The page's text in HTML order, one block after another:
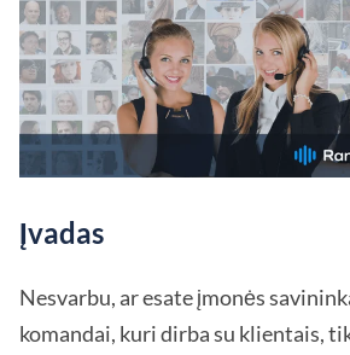
Įvadas
Nesvarbu, ar esate įmonės
komandai, kuri dirba su klientais,